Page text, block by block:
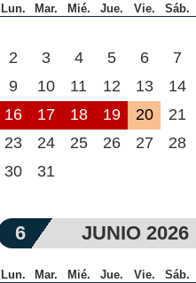
Lun. Mar. Mié. Jue. Vie. Sáb.
2
3 4 5 6 7
9
10 11 12 13 14
16
17 18 19 20 21
23
24 25 26 27 28
30
31
6 JUNIO 2026
Lun. Mar. Mié. Jue. Vie. Sáb.